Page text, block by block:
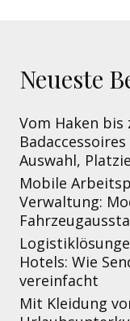
Neueste
Vom Haken bis
Auswahl,
Mobile
Verwaltung:
Hotels: Wie
vereinfacht
Mit Kleidung